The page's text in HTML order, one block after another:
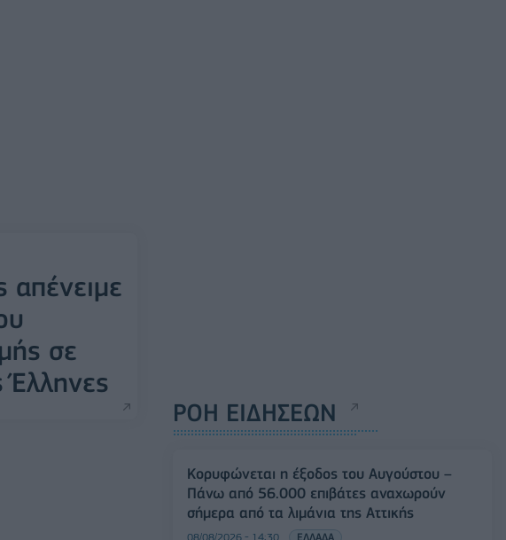
σε
Έλληνες
ΡΟΗ ΕΙΔΗΣΕΩΝ
Κορυφώνεται η έξοδος του Αυγούστου –
Πάνω από 56.000 επιβάτες αναχωρούν
σήμερα από τα λιμάνια της Αττικής
08/08/2026 - 14:30 ΕΛΛΑΔΑ